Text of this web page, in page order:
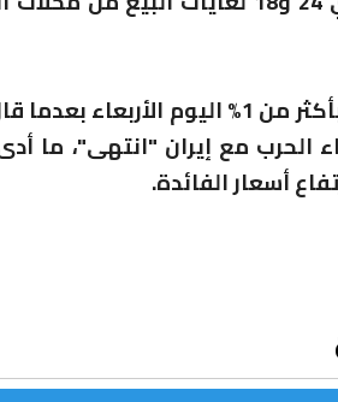
وانخفضت أسعار الذهب بأكثر من 1%
الحرب مع إيران "انتهى"، ما
أسعار الفائدة.